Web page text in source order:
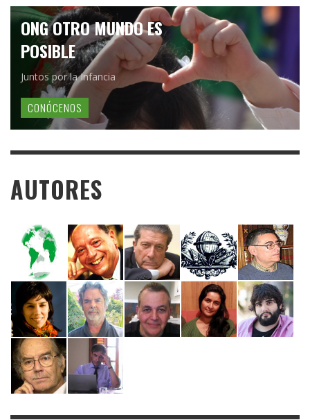
ONG OTRO MUNDO ES
POSIBLE
Juntos por la Infancia
CONÓCENOS
AUTORES